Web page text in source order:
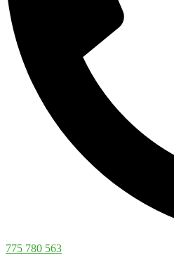
775 780 563